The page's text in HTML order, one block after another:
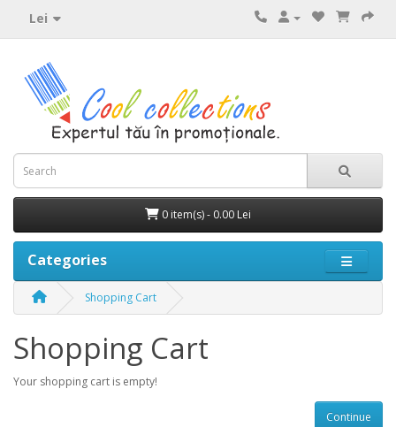
Lei
0 item(s) - 0.00 Lei
Categories
Shopping Cart
Shopping Cart
Your shopping cart is empty!
Continue